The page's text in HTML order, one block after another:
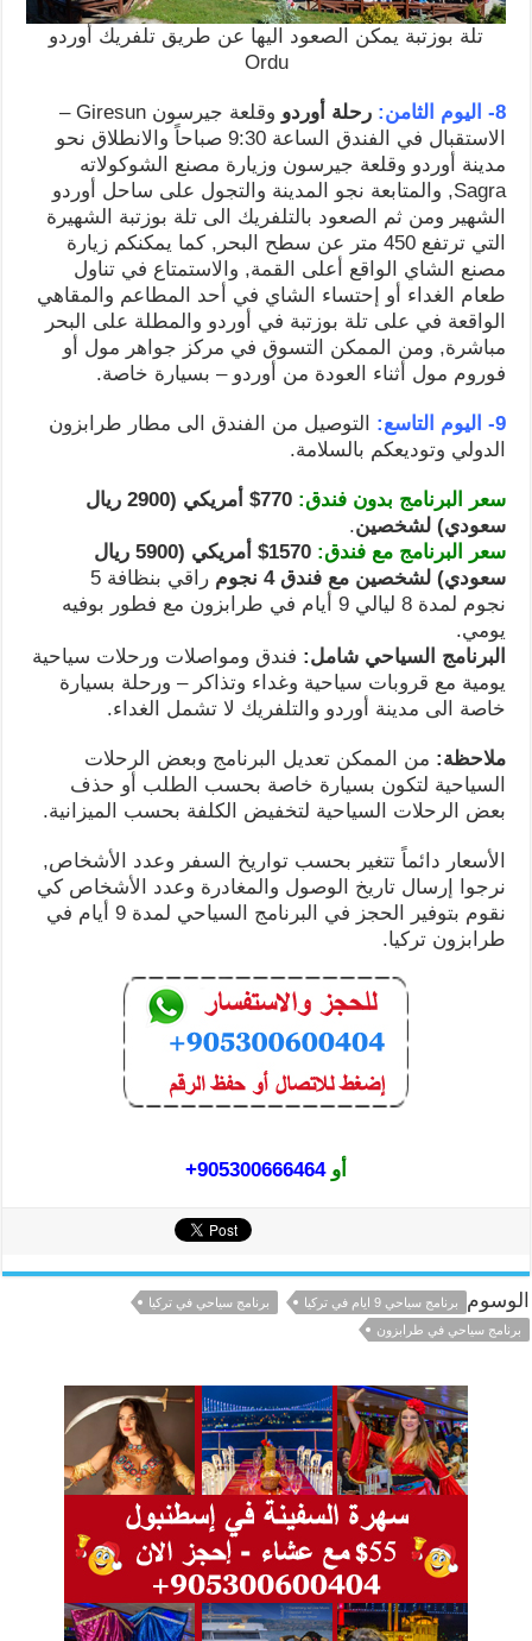
تلة بوزتبة يمكن الصعود اليها عن طريق تلفريك أوردو
Ordu
8- اليوم الثامن: رحلة أوردو
وقلعة جيرسون Giresun –
الاستقبال في الفندق الساعة 9:30 صباحاً والانطلاق نحو
مدينة أوردو وقلعة جيرسون وزيارة مصنع الشوكولاته
Sagra, والمتابعة نجو المدينة والتجول على ساحل أوردو
الشهير ومن ثم الصعود بالتلفريك الى تلة بوزتبة الشهيرة
التي ترتفع 450 متر عن سطح البحر, كما يمكنكم زيارة
مصنع الشاي الواقع أعلى القمة, والاستمتاع في تناول
طعام الغداء أو إحتساء الشاي في أحد المطاعم والمقاهي
الواقعة في على تلة بوزتبة في أوردو والمطلة على البحر
مباشرة, ومن الممكن التسوق في مركز جواهر مول أو
فوروم مول أثناء العودة من أوردو – بسيارة خاصة.
9- اليوم التاسع:
التوصيل من الفندق الى مطار طرابزون
الدولي وتوديعكم بالسلامة.
سعر البرنامج بدون فندق:
770$ أمريكي (2900 ريال
سعودي) لشخصين.
سعر البرنامج مع فندق:
1570$ أمريكي (5900 ريال
سعودي) لشخصين مع فندق 4 نجوم
راقي بنظافة 5
نجوم لمدة 8 ليالي 9 أيام في طرابزون مع فطور بوفيه
يومي.
البرنامج السياحي شامل: فندق ومواصلات ورحلات سياحية
يومية مع قروبات سياحية وغداء وتذاكر – ورحلة بسيارة
خاصة الى مدينة أوردو والتلفريك لا تشمل الغداء.
ملاحظة: من الممكن تعديل البرنامج وبعض الرحلات
السياحية لتكون بسيارة خاصة بحسب الطلب أو حذف
بعض الرحلات السياحية لتخفيض الكلفة بحسب الميزانية.
الأسعار دائماً تتغير بحسب تواريخ السفر وعدد الأشخاص,
نرجوا إرسال تاريخ الوصول والمغادرة وعدد الأشخاص كي
نقوم بتوفير الحجز في البرنامج السياحي لمدة 9 أيام في
طرابزون تركيا.
أو 905300666464+
الوسوم برنامج سياحي 9 ايام في تركيا
برنامج سياحي في تركيا
برنامج سياحي في طرابزون